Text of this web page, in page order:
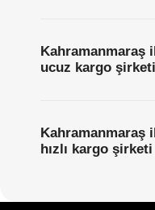
Kahramanmaraş
ucuz kargo
Kahramanmaraş
hızlı kargo